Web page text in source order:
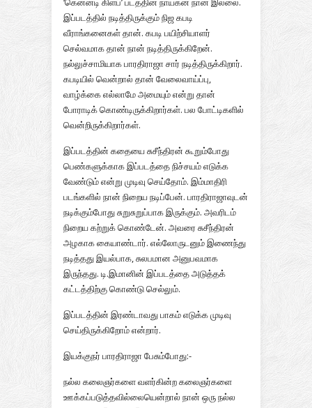
இப்படத்தில் நடித்திருக்கும் நிஜ கபடி
வீராங்கனைகள் தான். கபடி பயிற்சியாளர்
செல்வமாக தான் நான் நடித்திருக்கிறேன்.
நல்லுச்சாமியாக பாரதிராஜா சார் நடித்திருக்கிறார்.
கபடியில் வென்றால் தான் வேலைவாய்ப்பு,
வாழ்க்கை எல்லாமே அமையும் என்று தான்
போராடிக் கொண்டிருக்கிறார்கள். பல போட்டிகளில்
வென்றிருக்கிறார்கள்.
இப்படத்தின் கதையை சுசீந்திரன் கூறும்போது
பெண்களுக்காக இப்படத்தை நிச்சயம் எடுக்க
வேண்டும் என்று முடிவு செய்தோம். இம்மாதிரி
படங்களில் நான் நிறைய நடிப்பேன். பாரதிராஜாவுடன்
நடிக்கும்போது சுறுசுறுப்பாக இருக்கும். அவரிடம்
நிறைய கற்றுக் கொண்டேன். அவரை சுசீந்திரன்
அழகாக கையாண்டார். எல்லோருடனும் இணைந்து
நடித்தது இயல்பாக, சுலபமான அனுபவமாக
இருந்தது. டி.இமானின் இப்படத்தை அடுத்தக்
கட்டத்திற்கு கொண்டு செல்லும்.
இப்படத்தின் இரண்டாவது பாகம் எடுக்க முடிவு
செய்திருக்கிறோம் என்றார்.
இயக்குநர் பாரதிராஜா பேசும்போது:-
நல்ல கலைஞர்களை வளர்கின்ற கலைஞர்களை
ஊக்கப்படுத்தவில்லையென்றால் நான் ஒரு நல்ல